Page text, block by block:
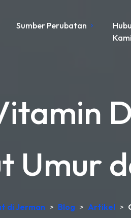
Sumber Perubatan
Kami
Umur
di Jerman > Blog > Artikel >